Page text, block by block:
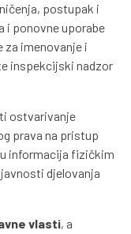
postupak i
i ponovne uporabe
za imenovanje i
inspekcijski nadzor
ostvarivanje
prava na pristup
informacija fizičkim
djelovanja
vlasti, a